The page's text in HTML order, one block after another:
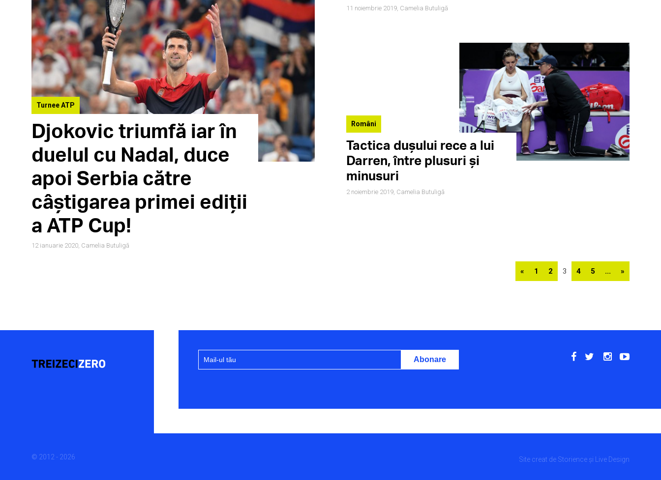
Turnee ATP
Djokovic triumfă iar în
duelul cu Nadal, duce
apoi Serbia către
câștigarea primei ediții
a ATP Cup!
12 ianuarie 2020, Camelia Butuligă
11 noiembrie 2019, Camelia Butuligă
Români
Tactica dușului rece a lui
Darren, între plusuri și
minusuri
2 noiembrie 2019, Camelia Butuligă
« 1 2 3 4 5 ... »
© 2012 - 2026 Site creat de Storience și Live Design